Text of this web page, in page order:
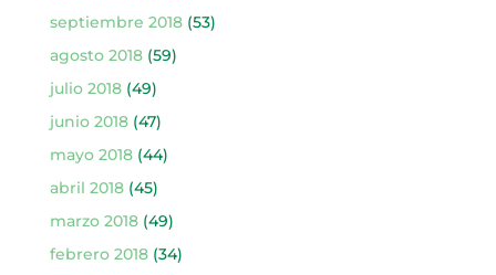
septiembre 2018(53)
agosto 2018(59)
julio 2018(49)
junio 2018(47)
mayo 2018(44)
abril 2018(45)
marzo 2018(49)
febrero 2018(34)